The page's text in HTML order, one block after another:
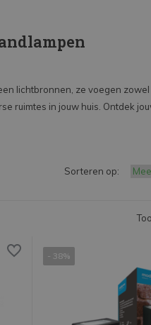
lichtbronnen, ze voegen zowel
ruimtes in jouw huis. Ontdek
Sorteren op:
- 38%